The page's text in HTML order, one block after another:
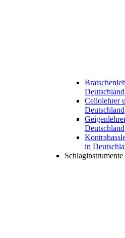
Deutschland
Cellolehrer
Deutschland
Deutschland
in
Schlaginstrumente